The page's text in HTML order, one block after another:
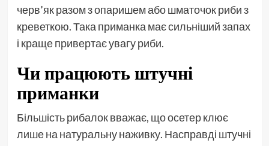
черв’як разом з опаришем або шматочок риби з
креветкою. Така приманка має сильніший запах
і краще привертає увагу риби.
Чи працюють штучні
приманки
Більшість рибалок вважає, що осетер клює
лише на натуральну наживку. Насправді штучні